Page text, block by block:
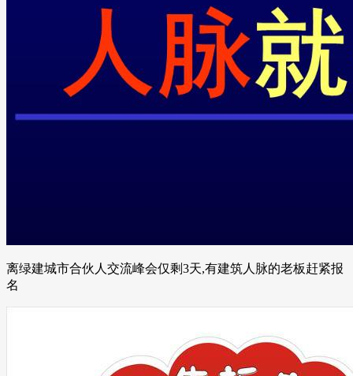
离绿建城市合伙人交流峰会仅剩3天,有建筑人脉的老板赶紧报
名